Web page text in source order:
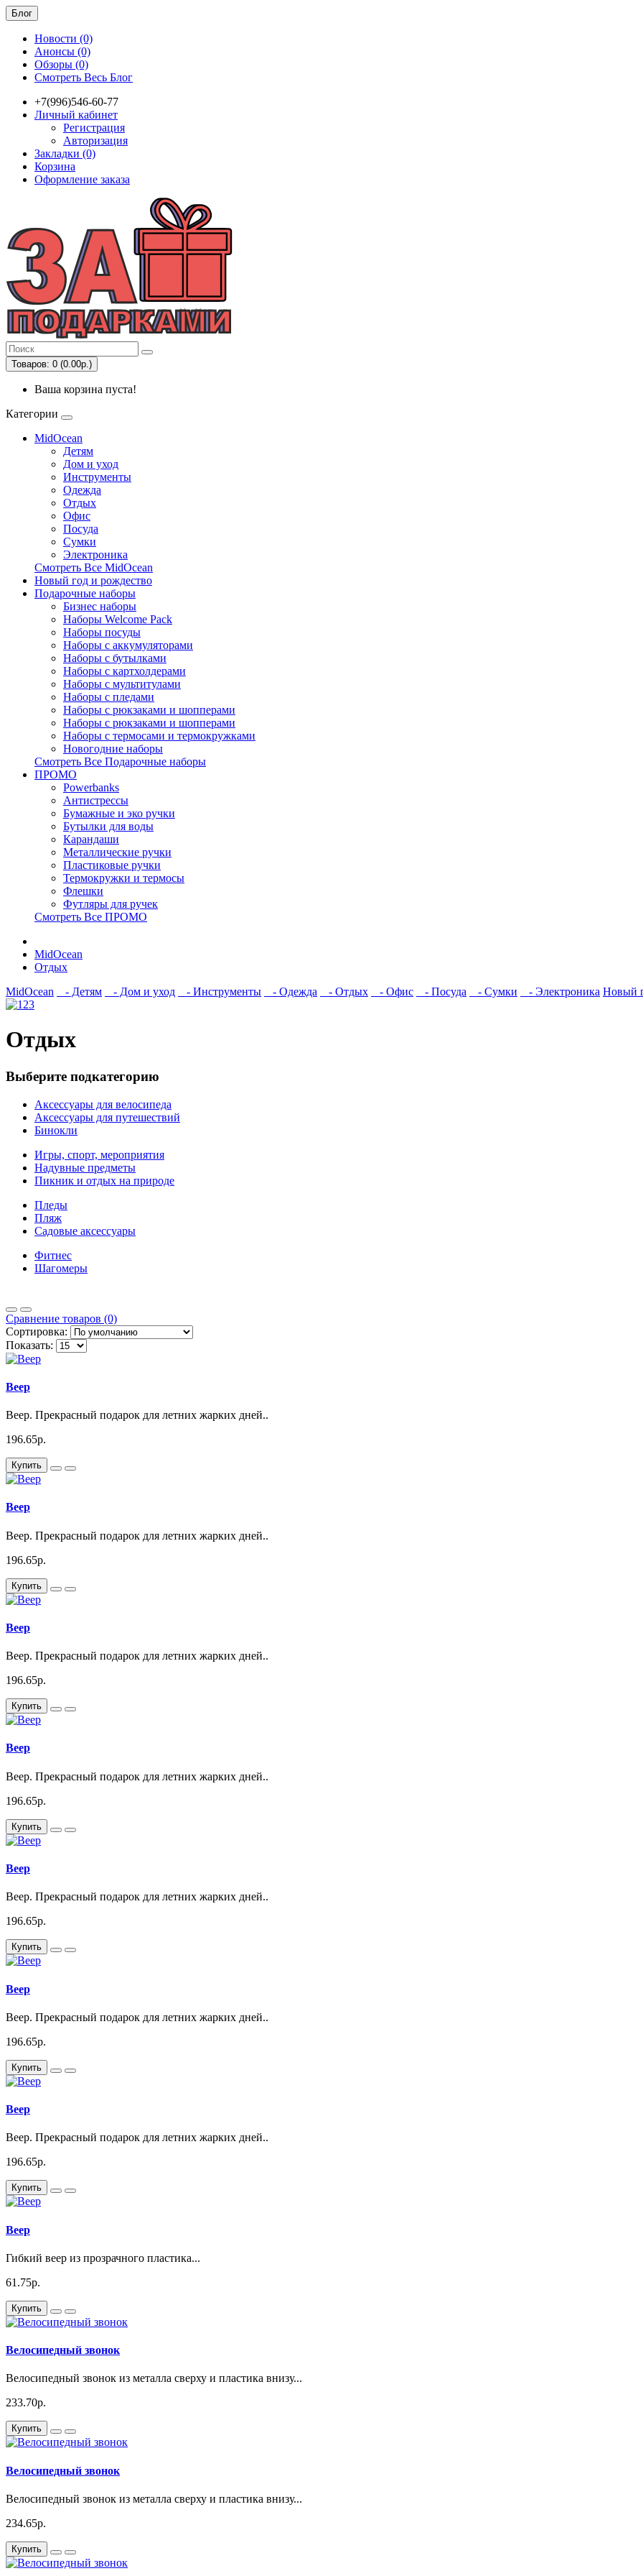
Блог
Новости (0)
Анонсы (0)
Обзоры (0)
Смотреть Весь Блог
+7(996)546-60-77
Личный кабинет
Регистрация
Авторизация
Закладки (0)
Корзина
Оформление заказа
Товаров: 0 (0.00р.)
Ваша корзина пуста!
Категории
MidOcean
Детям
Дом и уход
Инструменты
Одежда
Отдых
Офис
Посуда
Сумки
Электроника
Смотреть Все MidOcean
Новый год и рождество
Подарочные наборы
Бизнес наборы
Наборы Welcome Pack
Наборы посуды
Наборы с аккумуляторами
Наборы с бутылками
Наборы с картхолдерами
Наборы с мультитулами
Наборы с пледами
Наборы с рюкзаками и шопперами
Наборы с рюкзаками и шопперами
Наборы с термосами и термокружками
Новогодние наборы
Смотреть Все Подарочные наборы
ПРОМО
Powerbanks
Антистрессы
Бумажные и эко ручки
Бутылки для воды
Карандаши
Металлические ручки
Пластиковые ручки
Термокружки и термосы
Флешки
Футляры для ручек
Смотреть Все ПРОМО
MidOcean
Отдых
MidOcean
- Детям - Дом и уход - Инструменты - Одежда - Отдых - Офис - Посуда - Сумки - Электроника Новый
Отдых
Выберите подкатегорию
Аксессуары для велосипеда
Аксессуары для путешествий
Бинокли
Игры, спорт, мероприятия
Надувные предметы
Пикник и отдых на природе
Пледы
Пляж
Садовые аксессуары
Фитнес
Шагомеры
Сравнение товаров (0)
Сортировка:
Показать:
Веер
Веер. Прекрасный подарок для летних жарких дней..
196.65р.
Купить
Веер
Веер. Прекрасный подарок для летних жарких дней..
196.65р.
Купить
Веер
Веер. Прекрасный подарок для летних жарких дней..
196.65р.
Купить
Веер
Веер. Прекрасный подарок для летних жарких дней..
196.65р.
Купить
Веер
Веер. Прекрасный подарок для летних жарких дней..
196.65р.
Купить
Веер
Веер. Прекрасный подарок для летних жарких дней..
196.65р.
Купить
Веер
Веер. Прекрасный подарок для летних жарких дней..
196.65р.
Купить
Веер
Гибкий веер из прозрачного пластика...
61.75р.
Купить
Велосипедный звонок
Велосипедный звонок из металла сверху и пластика внизу...
233.70р.
Купить
Велосипедный звонок
Велосипедный звонок из металла сверху и пластика внизу...
234.65р.
Купить